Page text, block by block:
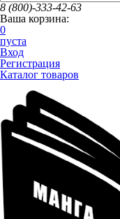
8 (800)-333-42-63
Ваша корзина:
0
пуста
Вход
Регистрация
Каталог товаров